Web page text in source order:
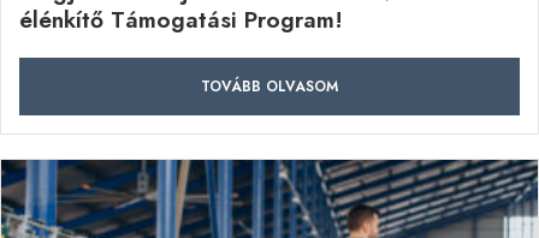
élénkítő Támogatási Program!
TOVÁBB OLVASOM